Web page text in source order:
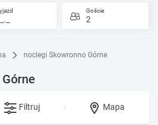
Goście
2
noclegi Skowronno Górne
Filtruj Mapa